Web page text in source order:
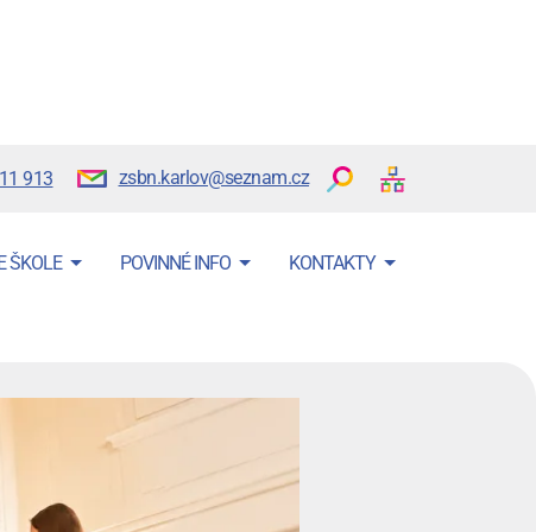
913 zsbn.karlov@seznam.cz
ŠKOLE POVINNÉ INFO KONTAKTY